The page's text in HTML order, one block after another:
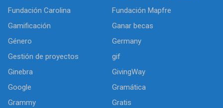
Fundación Carolina
Fundación Mapfre
Gamificación
Ganar becas
Género
Germany
Gestión de proyectos
gif
Ginebra
GivingWay
Google
Gramática
Grammy
Gratis